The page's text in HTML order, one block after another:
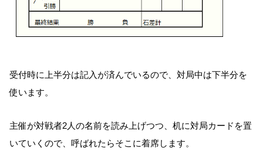
受付時に上半分は記入が済んでいるので、対局中は下半分を
使います。
主催が対戦者2人の名前を読み上げつつ、机に対局カードを置
いていくので、呼ばれたらそこに着席します。